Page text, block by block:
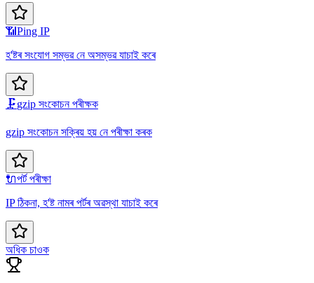
📶 Ping IP
হ'ষ্টৰ সংযোগ সম্ভৱ নে অসম্ভৱ যাচাই কৰে
🗜️gzip সংকোচন পৰীক্ষক
gzip সংকোচন সক্ৰিয় হয় নে পৰীক্ষা কৰক
🔌পৰ্ট পৰীক্ষা
IP ঠিকনা, হ'ষ্ট নামৰ পৰ্টৰ অৱস্থা যাচাই কৰে
অধিক চাওক